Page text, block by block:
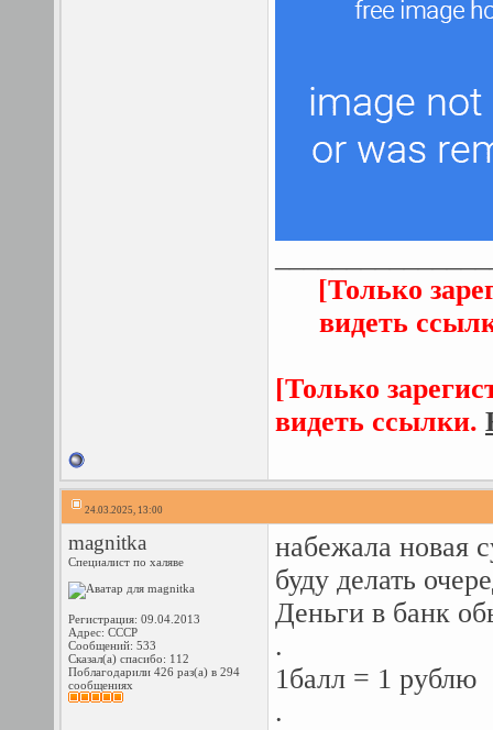
[Только
видеть
[Только
видеть ссылки.
24.03.2025, 13:00
magnitka
Специалист по халяве
Регистрация: 09.04.2013
Адрес: СССР
Сообщений: 533
Сказал(а) спасибо: 112
Поблагодарили 426 раз(а) в 294
сообщениях
набежала новая
буду делать
Деньги в банк
.
1балл = 1 рублю
.